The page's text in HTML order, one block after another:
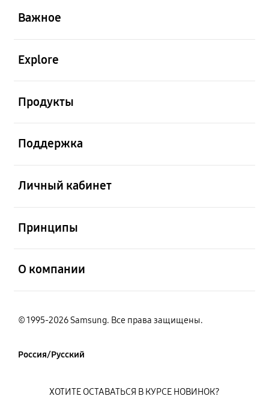
Важное
Explore
Продукты
Поддержка
Личный кабинет
Принципы
О компании
© 1995-2026 Samsung. Все права защищены.
Россия/Русский
ХОТИТЕ ОСТАВАТЬСЯ В КУРСЕ НОВИНОК?